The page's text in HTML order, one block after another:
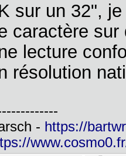
sur un 32",
caractère
lecture
résolution
- https://